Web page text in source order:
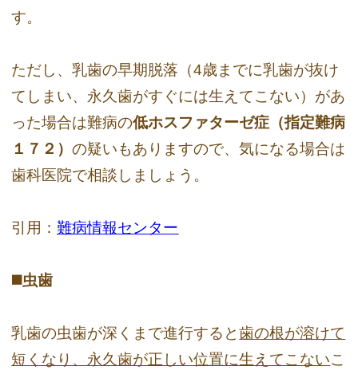
す。
ただし、乳歯の早期脱落（4歳までに乳歯が抜け
てしまい、永久歯がすぐには生えてこない）があ
った場合は難病の低ホスファターゼ症（指定難病
１７２）の疑いもありますので、気になる場合は
歯科医院で相談しましょう。
引用：難病情報センター
◼️虫歯
乳歯の虫歯が深くまで進行すると歯の根が溶けて
短くなり、永久歯が正しい位置に生えてこないこ